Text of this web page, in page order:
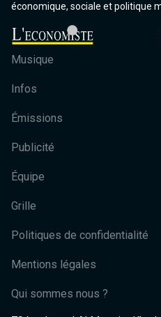
économique, sociale et politique
Musique
Infos
Émissions
Publicité
Équipe
Grille
Politiques de confidentialité
Mentions légales
Qui sommes nous ?